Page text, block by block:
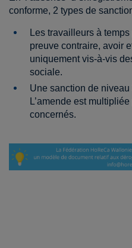
conforme, 2 types de
Les travailleurs à
preuve contraire, avoir
uniquement vis-à-vis
sociale.
Une sanction de
L’amende est
concernés.